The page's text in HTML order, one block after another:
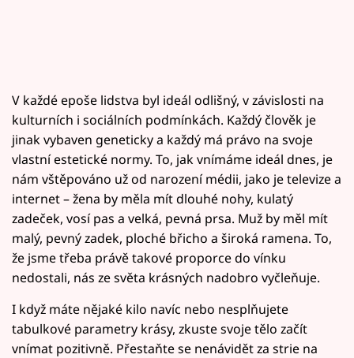
V každé epoše lidstva byl ideál odlišný, v závislosti na
kulturních i sociálních podmínkách. Každý člověk je
jinak vybaven geneticky a každý má právo na svoje
vlastní estetické normy. To, jak vnímáme ideál dnes, je
nám vštěpováno už od narození médii, jako je televize a
internet – žena by měla mít dlouhé nohy, kulatý
zadeček, vosí pas a velká, pevná prsa. Muž by měl mít
malý, pevný zadek, ploché břicho a široká ramena. To,
že jsme třeba právě takové proporce do vínku
nedostali, nás ze světa krásných nadobro vyčleňuje.
I když máte nějaké kilo navíc nebo nesplňujete
tabulkové parametry krásy, zkuste svoje tělo začít
vnímat pozitivně. Přestaňte se nenávidět za strie na